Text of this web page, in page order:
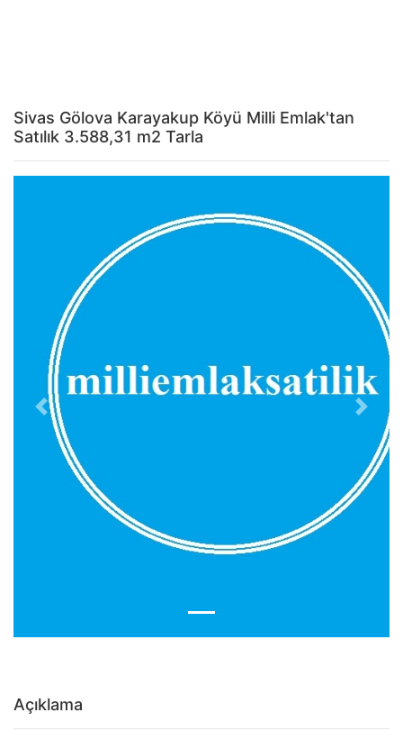
Sivas Gölova Karayakup Köyü Milli Emlak'tan
Satılık 3.588,31 m2 Tarla
Previous Next
Açıklama